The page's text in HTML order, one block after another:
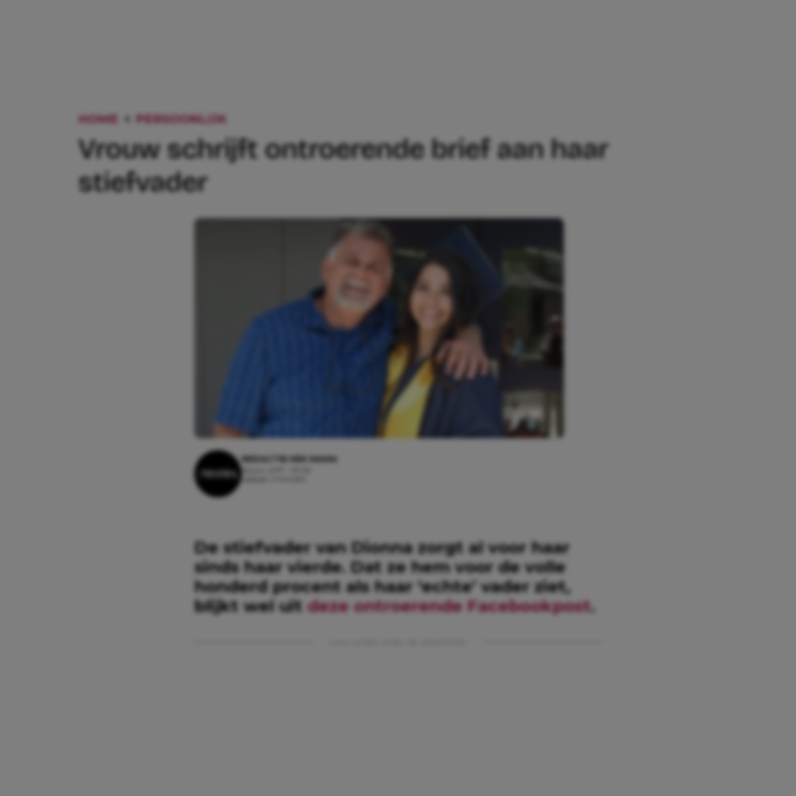
HOME PERSOONLIJK
Vrouw schrijft ontroerende brief aan haar
stiefvader
REDACTIE KEK MAMA
De stiefvader van Dionna zorgt al voor haar
sinds haar vierde. Dat ze hem voor de volle
honderd procent als haar ‘echte’ vader ziet,
blijkt wel uitdeze ontroerende Facebookpost.